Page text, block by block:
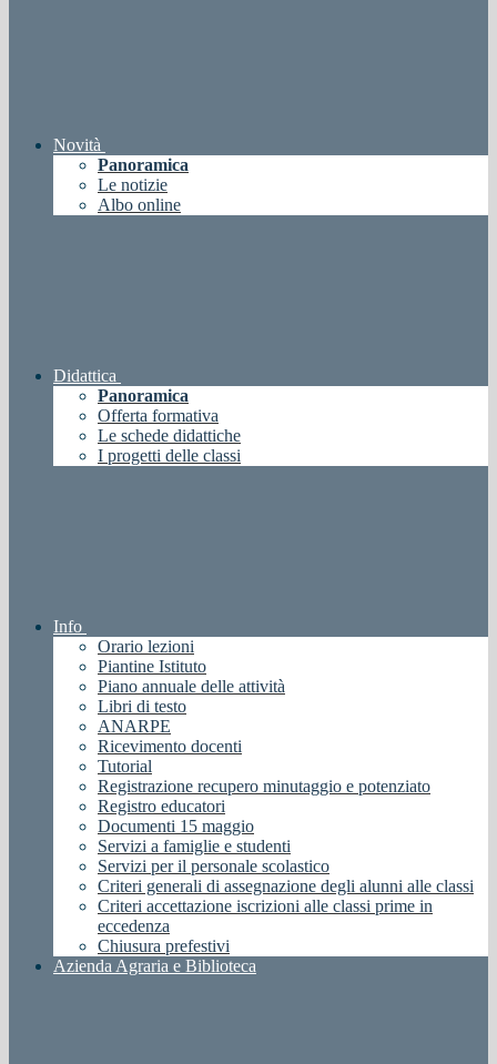
Novità
Panoramica
Le notizie
Albo online
Didattica
Panoramica
Offerta formativa
Le schede didattiche
I progetti delle classi
Info
Orario lezioni
Piantine Istituto
Piano annuale delle attività
Libri di testo
ANARPE
Ricevimento docenti
Tutorial
Registrazione recupero minutaggio e potenziato
Registro educatori
Documenti 15 maggio
Servizi a famiglie e studenti
Servizi per il personale scolastico
Criteri generali di assegnazione degli alunni alle classi
Criteri accettazione iscrizioni alle classi prime in
eccedenza
Chiusura prefestivi
Azienda Agraria e Biblioteca